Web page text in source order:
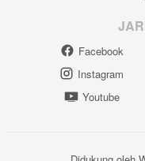
Facebook
Instagram
Youtube